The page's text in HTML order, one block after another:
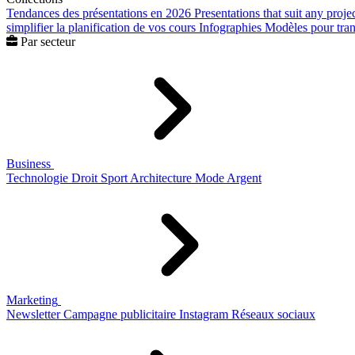
Tendances des présentations en 2026 Presentations that suit any
simplifier la planification de vos cours Infographies Modèles pour
Par secteur
Business
Technologie Droit Sport Architecture Mode Argent
Marketing
Newsletter Campagne publicitaire Instagram Réseaux sociaux